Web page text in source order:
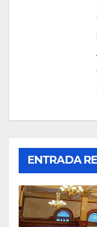
ENTRADA